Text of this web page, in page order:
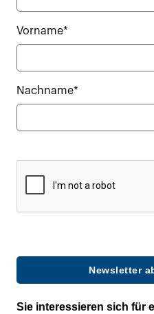
Vorname*
Nachname*
Newsletter
Sie interessieren sich für